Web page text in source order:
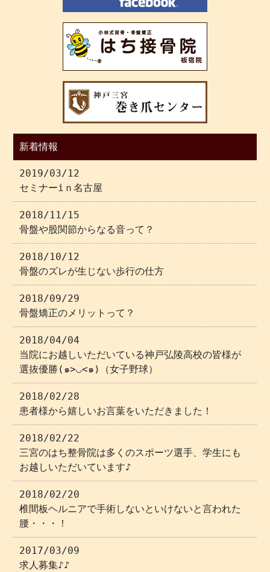
新着情報
2019/03/12
セミナーiｎ名古屋
2018/11/15
骨盤や股関節からなる音って？
2018/10/12
骨盤のズレが生じない歩行の仕方
2018/09/29
骨盤矯正のメリットって？
2018/04/04
当院にお越しいただいている神戸弘陵高校の皆様が
選抜優勝(๑>◡<๑)（女子野球）
2018/02/28
患者様から嬉しいお言葉をいただきました！
2018/02/22
三宮のはち整骨院は多くのスポーツ選手、学生にも
お越しいただいています♪
2018/02/20
椎間板ヘルニアで手術しないといけないと言われた
腰・・・！
2017/03/09
求人募集♪♪